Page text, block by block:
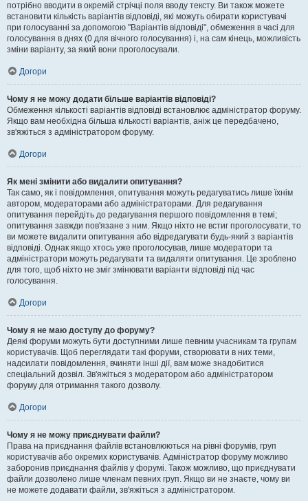
потрібно вводити в окремій стрічці поля вводу тексту. Ви також можете
встановити кількість варіантів відповіді, які можуть обирати користувачі
при голосуванні за допомогою "Варіантів відповіді", обмеження в часі для
голосування в днях (0 для вічного голосування) і, на сам кінець, можливість
зміни варіанту, за який вони проголосували.
Догори
Чому я не можу додати більше варіантів відповіді?
Обмеження кількості варіантів відповіді встановлює адміністратор форуму.
Якщо вам необхідна більша кількості варіантів, аніж це передбачено,
зв'яжіться з адміністратором форуму.
Догори
Як мені змінити або видалити опитування?
Так само, як і повідомлення, опитування можуть редагуватись лише їхнім
автором, модераторами або адміністраторами. Для редагування
опитування перейдіть до редагування першого повідомлення в темі;
опитування завжди пов'язане з ним. Якщо ніхто не встиг проголосувати, то
ви можете видалити опитування або відредагувати будь-який з варіантів
відповіді. Однак якщо хтось уже проголосував, лише модератори та
адміністратори можуть редагувати та видаляти опитування. Це зроблено
для того, щоб ніхто не зміг змінювати варіанти відповіді під час
голосування.
Догори
Чому я не маю доступу до форуму?
Деякі форуми можуть бути доступними лише певним учасникам та групам
користувачів. Щоб переглядати такі форуми, створювати в них теми,
надсилати повідомлення, вчиняти інші дії, вам може знадобитися
спеціальний дозвіл. Зв'яжіться з модератором або адміністратором
форуму для отримання такого дозволу.
Догори
Чому я не можу приєднувати файли?
Права на приєднання файлів встановлюються на рівні форумів, груп
користувачів або окремих користувачів. Адміністратор форуму можливо
заборонив приєднання файлів у форумі. Також можливо, що приєднувати
файли дозволено лише членам певних груп. Якщо ви не знаєте, чому ви
не можете додавати файли, зв'яжіться з адміністратором.